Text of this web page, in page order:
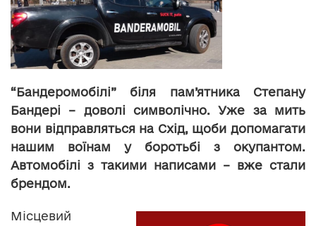
“Бандеромобілі” біля пам’ятника Степану
Бандері – доволі символічно. Уже за мить
вони відправляться на Схід, щоби допомагати
нашим воїнам у боротьбі з окупантом.
Автомобілі з такими написами – вже стали
брендом.
Місцевий